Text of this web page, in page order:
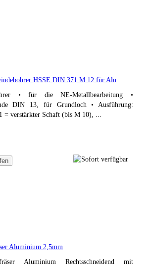
HSSE DIN 371 M 12 für Alu
• für die NE-Metallbearbeitung •
DIN 13, für Grundloch • Ausführung:
= verstärkter Schaft (bis M 10), ...
Aluminium 2,5mm
Aluminium Rechtsschneidend mit